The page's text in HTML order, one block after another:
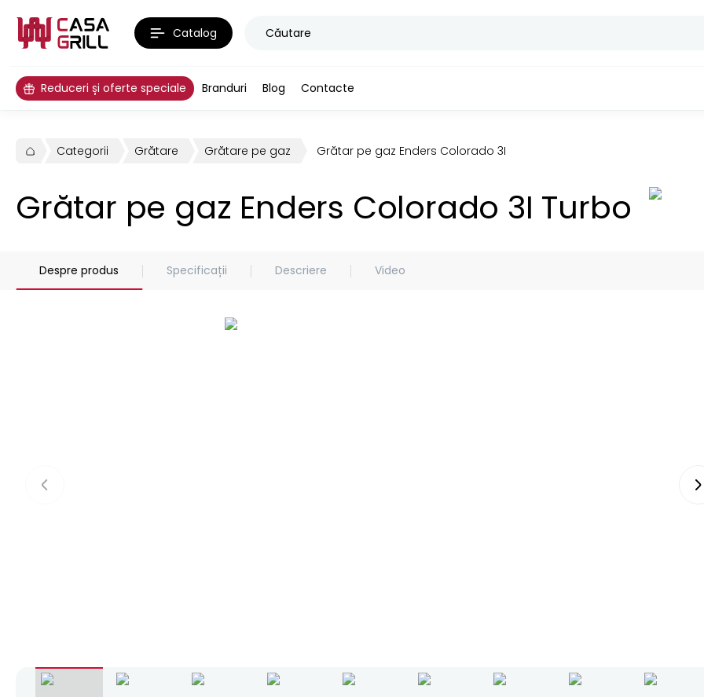
Catalog
Reduceri și oferte speciale Branduri Blog Contacte
Categorii Grătare Grătare pe gaz Grătar pe gaz Enders Colorado 3I Turbo
Grătar pe gaz Enders Colorado 3I Turbo
Despre produs Specificații Descriere Video